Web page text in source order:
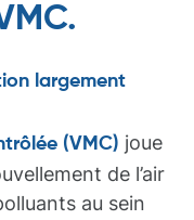
largement
(VMC) joue
de l’air
au sein